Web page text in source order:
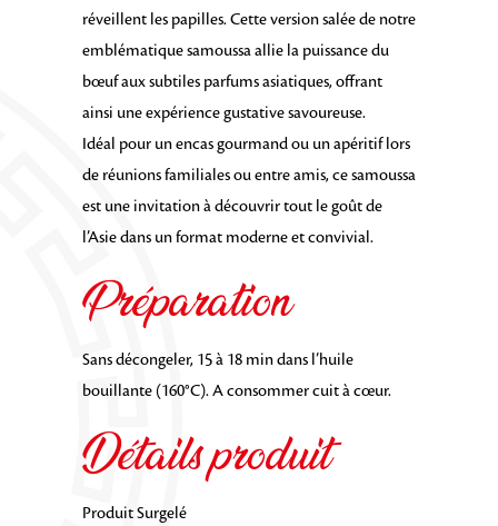
réveillent les papilles. Cette version salée de notre
emblématique samoussa allie la puissance du
bœuf aux subtiles parfums asiatiques, offrant
ainsi une expérience gustative savoureuse.
Idéal pour un encas gourmand ou un apéritif lors
de réunions familiales ou entre amis, ce samoussa
est une invitation à découvrir tout le goût de
l’Asie dans un format moderne et convivial.
Préparation
Sans décongeler, 15 à 18 min dans l’huile
bouillante (160°C). A consommer cuit à cœur.
Détails produit
Produit Surgelé